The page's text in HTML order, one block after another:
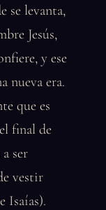
se levanta,
Jesús,
y ese
nueva era.
que es
final de
ser
vestir
Isaías).